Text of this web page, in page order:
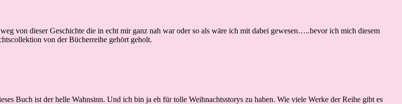
von dieser Geschichte die in echt mir ganz nah war oder so als wäre ich mit dabei gewesen…..bevor ich mich diesem
von der Bücherreihe gehört geholt.
Buch ist der helle Wahnsinn. Und ich bin ja eh für tolle Weihnachtsstorys zu haben. Wie viele Werke der Reihe gibt es